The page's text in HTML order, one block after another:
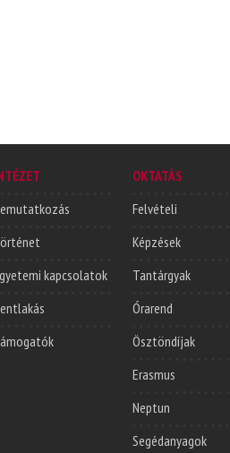
kapcsolatok
OKTATÁS
Felvételi
Képzések
Tantárgyak
Órarend
Ösztöndíjak
Erasmus
Neptun
Segédanyagok